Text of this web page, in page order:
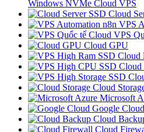
Windows NVMe Cloud VPS
SSD Cloud
VPS
Cloud VPS
Cloud GPU
SSD Cloud
SSD
SSD
Cloud
Microsoft
Google Cloud
Cloud
Cloud